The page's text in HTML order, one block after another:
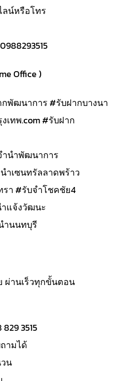
น์หรือโทร
Office )
พัฒนาการ #รับฝากบางนา
ทพ.com #รับฝาก
นำพัฒนาการ
ำเซนทรัลลาดพร้าว
า #รับจำโชคชัย4
แจ้งวัฒนะ
ำนนทบุรี
ผ่านเร็วทุกขั้นตอน
3515
ามได้
น